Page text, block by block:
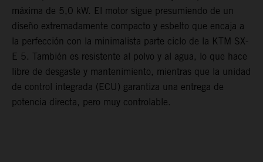
máxima de 5,0 kW. El motor sigue presumiendo de un
diseño extremadamente compacto y esbelto que encaja a
la perfección con la minimalista parte ciclo de la KTM SX-
E 5. También es resistente al polvo y al agua, lo que hace
libre de desgaste y mantenimiento, mientras que la unidad
de control integrada (ECU) garantiza una entrega de
potencia directa, pero muy controlable.